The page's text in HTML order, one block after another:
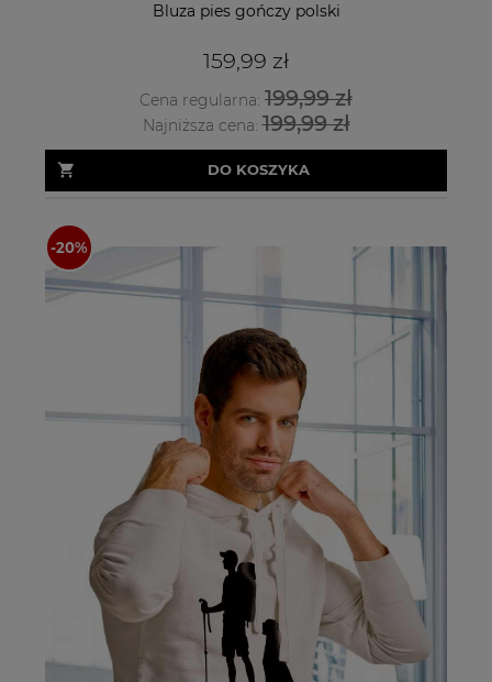
Bluza pies gończy polski
159,99 zł
Cena regularna: 199,99 zł
Najniższa cena:199,99 zł
DO KOSZYKA